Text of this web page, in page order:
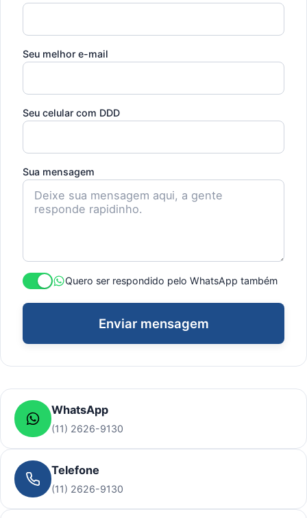
Seu melhor e-mail
Seu celular com DDD
Sua mensagem
Quero ser respondido pelo WhatsApp também
Enviar mensagem
WhatsApp
(11) 2626-9130
Telefone
(11) 2626-9130